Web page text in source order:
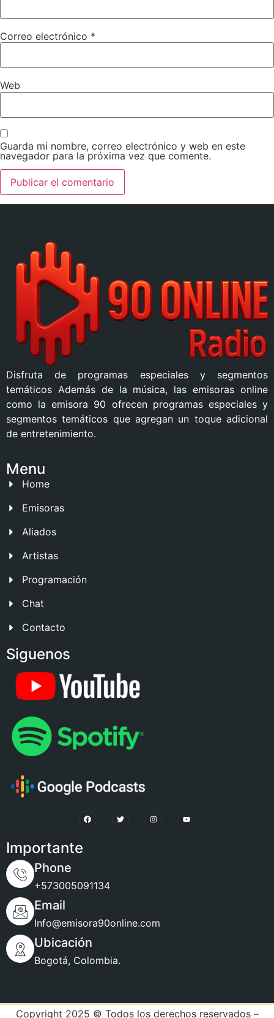
Correo electrónico *
Web
Guarda mi nombre, correo electrónico y web en este
navegador para la próxima vez que comente.
Disfruta de programas especiales y segmentos
temáticos Además de la música, las emisoras online
como la emisora 90 ofrecen programas especiales y
segmentos temáticos que agregan un toque adicional
de entretenimiento.
Menu
Home
Emisoras
Aliados
Artistas
Programación
Chat
Contacto
Siguenos
Importante
Phone
+573005091134
Email
Info@emisora90online.com
Ubicación
Bogotá, Colombia.
Copyright 2025 © Todos los derechos reservados –